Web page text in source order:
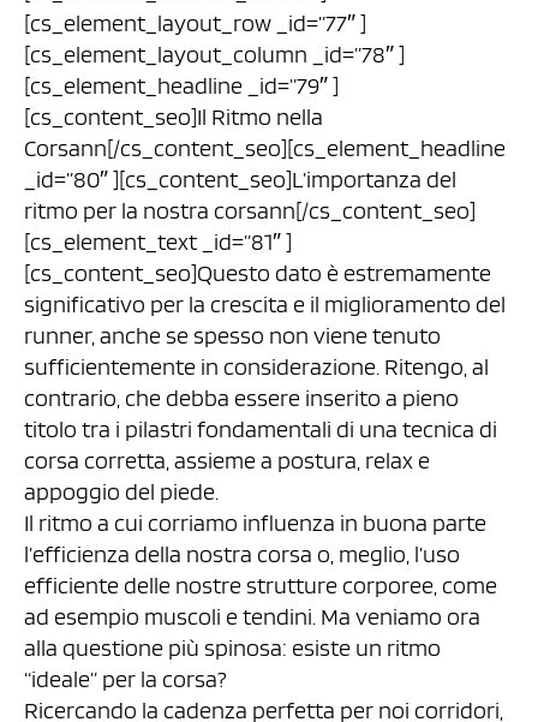
[cs_element_layout_row _id=”77″ ]
[cs_element_layout_column _id=”78″ ]
[cs_element_headline _id=”79″ ]
[cs_content_seo]Il Ritmo nella
Corsann[/cs_content_seo][cs_element_headline
_id=”80″ ][cs_content_seo]L’importanza del
ritmo per la nostra corsann[/cs_content_seo]
[cs_element_text _id=”81″ ]
[cs_content_seo]Questo dato è estremamente
significativo per la crescita e il miglioramento del
runner, anche se spesso non viene tenuto
sufficientemente in considerazione. Ritengo, al
contrario, che debba essere inserito a pieno
titolo tra i pilastri fondamentali di una tecnica di
corsa corretta, assieme a postura, relax e
appoggio del piede.
Il ritmo a cui corriamo influenza in buona parte
l’efficienza della nostra corsa o, meglio, l’uso
efficiente delle nostre strutture corporee, come
ad esempio muscoli e tendini. Ma veniamo ora
alla questione più spinosa: esiste un ritmo
“ideale” per la corsa?
Ricercando la cadenza perfetta per noi corridori,